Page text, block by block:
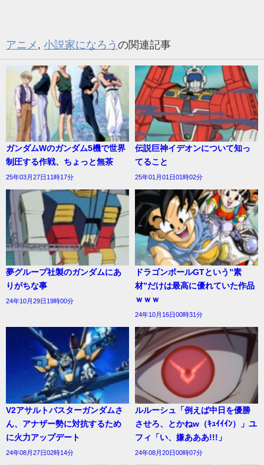
アニメ , 小説家になろう の関連記事
ガンダムWのガンダム5機で世界
制圧する作戦、ちょっと無茶
25年03月27日11時17分
伝説巨神イデオンについて知っ
てること
25年01月01日01時02分
夢グループ社製のガンダムにあ
りがちな事
24年10月29日19時00分
ドラゴンボールGTという”素
材”だけは最高に優れていた作品
ｗｗｗ
24年10月16日00時31分
V2アサルトバスターガンダムさ
ん、アナザー勢に対抗するため
に火力アップデート
24年08月27日02時14分
ルルーシュ「例えば中日を優勝
させろ、とかねw（ｷｭｲｲｲﾝ）」ユ
フィ「い、嫌あああ!!!」
24年08月20日00時07分